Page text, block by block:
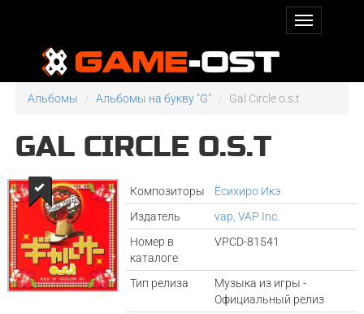
Альбомы Альбомы на букву "G" Gal Circle o.s.t
GAL CIRCLE O.S.T
Композиторы
Ёсихиро Икэ
Издатель
vap, VAP Inc.
Номер в
каталоге
VPCD-81541
Тип релиза
Музыка из игры -
Официальный релиз